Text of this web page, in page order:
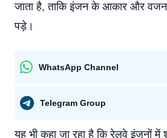
जाता है, ताकि इंजन के आकार और
पड़े।
WhatsApp Channel
Telegram Group
यह भी कहा जा रहा है कि रेलवे इंजनों में